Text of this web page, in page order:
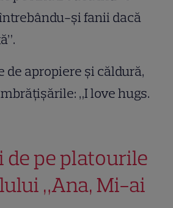
și fanii dacă
apropiere și căldură,
„I love hugs.
de pe platourile
„Ana, Mi-ai